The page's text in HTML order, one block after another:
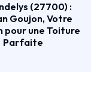
(27700) :
Goujon, Votre
pour une Toiture
Parfaite